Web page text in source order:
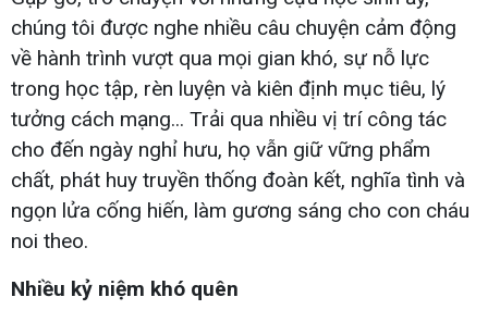
chúng tôi được nghe nhiều câu chuyện cảm động
về hành trình vượt qua mọi gian khó, sự nỗ lực
trong học tập, rèn luyện và kiên định mục tiêu, lý
tưởng cách mạng... Trải qua nhiều vị trí công tác
cho đến ngày nghỉ hưu, họ vẫn giữ vững phẩm
chất, phát huy truyền thống đoàn kết, nghĩa tình và
ngọn lửa cống hiến, làm gương sáng cho con cháu
noi theo.
Nhiều kỷ niệm khó quên